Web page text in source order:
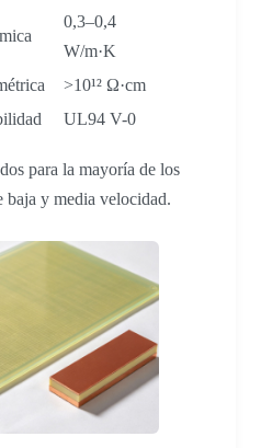
0,3–0,4
W/m·K
>10¹² Ω·cm
UL94 V-0
para la mayoría de los
baja y media velocidad.